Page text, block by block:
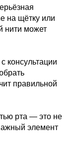
на щётку или
нити может
консультации
правильной
рта — это не
элемент